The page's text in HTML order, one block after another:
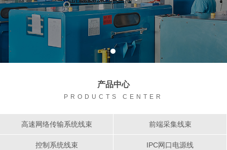
产品中心
PRODUCTS CENTER
高速网络传输系统线束 前端采集线束
控制系统线束 IPC网口电源线